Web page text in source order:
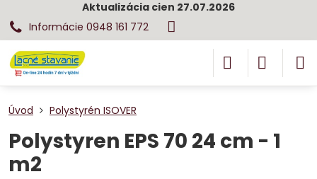
Aktualizácia cien 27.07.2026
Informácie 0948 161 772
Úvod Polystyrén ISOVER
Polystyren EPS 70 24 cm - 1
m2